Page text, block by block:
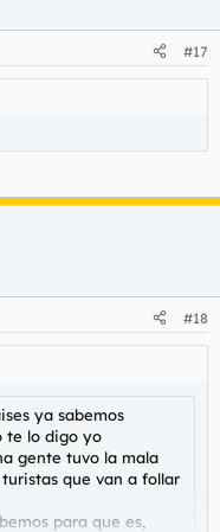
#17
#18
ya sabemos
te lo digo yo
gente tuvo la mala
que van a follar
para que es,